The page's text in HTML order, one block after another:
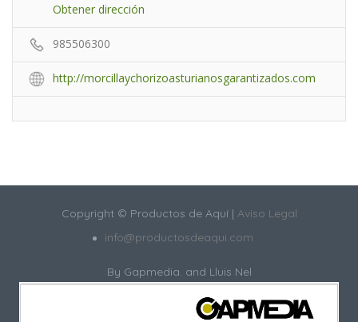
Obtener dirección
985506300
http://morcillaychorizoasturianosgarantizados.com
Copyright © Productos de Aquí | Aviso Legal
info@productosdeaqui.com
By Gapmedia. and Lluis Nel